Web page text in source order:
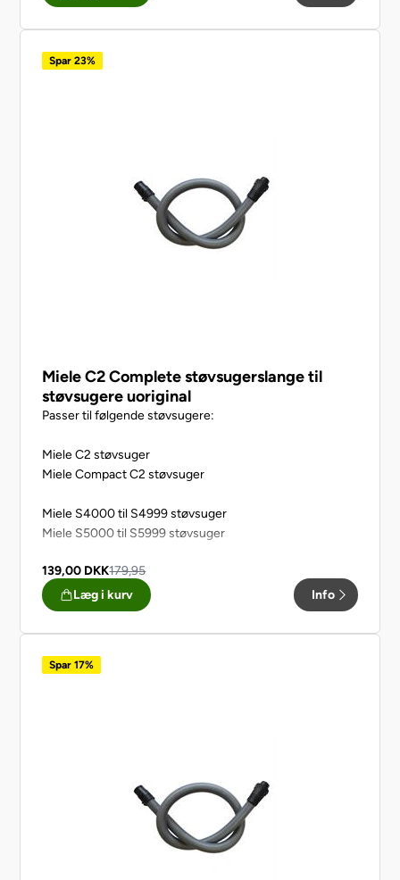
Spar 23%
Miele C2 Complete støvsugerslange til
støvsugere uoriginal
Passer til følgende støvsugere:
Miele C2 støvsuger
Miele Compact C2 støvsuger
Miele S4000 til S4999 støvsuger
Miele S5000 til S5999 støvsuger
139,00 DKK179,95
Læg i kurv
Info
Spar 17%